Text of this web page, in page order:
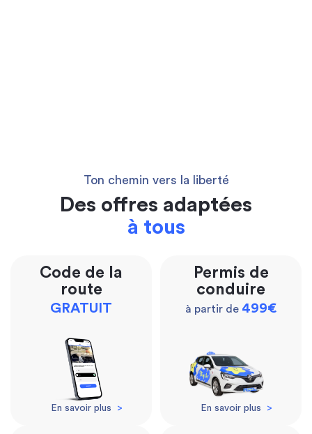
Ton chemin vers la liberté
Des offres adaptées
à tous
Code de la
route
GRATUIT
En savoir plus >
Permis de
conduire
à partir de 499€
En savoir plus >